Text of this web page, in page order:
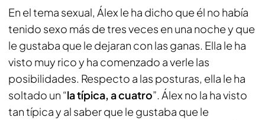
En el tema sexual, Álex le ha dicho que él no había
tenido sexo más de tres veces en una noche y que
le gustaba que le dejaran con las ganas. Ella le ha
visto muy rico y ha comenzado a verle las
posibilidades. Respecto a las posturas, ella le ha
soltado un “la típica, a cuatro”. Álex no la ha visto
tan típica y al saber que le gustaba que le